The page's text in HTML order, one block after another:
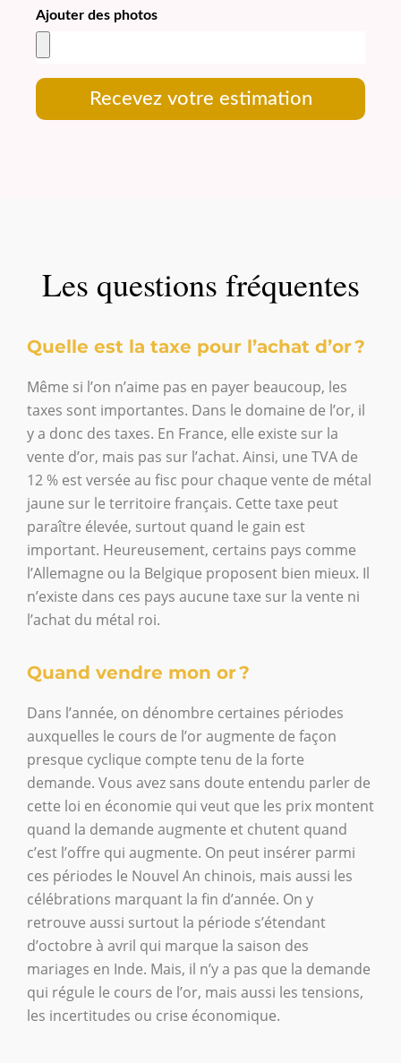
Ajouter des photos
Recevez votre estimation
Les questions fréquentes
Quelle est la taxe pour l’achat d’or ?
Même si l’on n’aime pas en payer beaucoup, les
taxes sont importantes. Dans le domaine de l’or, il
y a donc des taxes. En France, elle existe sur la
vente d’or, mais pas sur l’achat. Ainsi, une TVA de
12 % est versée au fisc pour chaque vente de métal
jaune sur le territoire français. Cette taxe peut
paraître élevée, surtout quand le gain est
important. Heureusement, certains pays comme
l’Allemagne ou la Belgique proposent bien mieux. Il
n’existe dans ces pays aucune taxe sur la vente ni
l’achat du métal roi.
Quand vendre mon or ?
Dans l’année, on dénombre certaines périodes
auxquelles le cours de l’or augmente de façon
presque cyclique compte tenu de la forte
demande. Vous avez sans doute entendu parler de
cette loi en économie qui veut que les prix montent
quand la demande augmente et chutent quand
c’est l’offre qui augmente. On peut insérer parmi
ces périodes le Nouvel An chinois, mais aussi les
célébrations marquant la fin d’année. On y
retrouve aussi surtout la période s’étendant
d’octobre à avril qui marque la saison des
mariages en Inde. Mais, il n’y a pas que la demande
qui régule le cours de l’or, mais aussi les tensions,
les incertitudes ou crise économique.